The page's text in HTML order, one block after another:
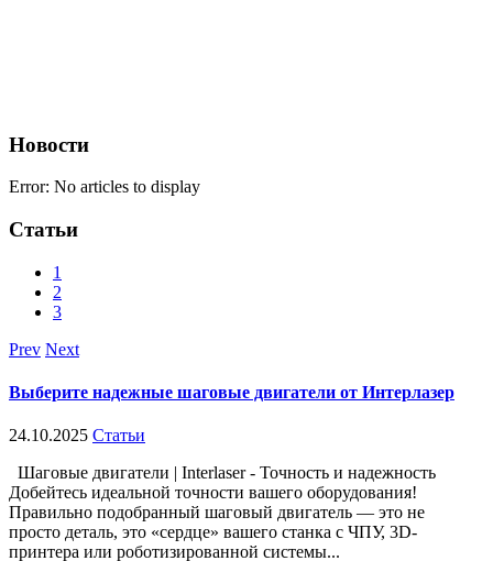
Новости
Error: No articles to display
Статьи
1
2
3
Prev Next
Выберите надежные шаговые двигатели от Интерлазер
24.10.2025 Статьи
Шаговые двигатели | Interlaser - Точность и надежность
Добейтесь идеальной точности вашего оборудования!
Правильно подобранный шаговый двигатель — это не
просто деталь, это «сердце» вашего станка с ЧПУ, 3D-
принтера или роботизированной системы...